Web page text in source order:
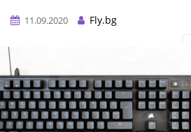
11.09.2020
Fly.bg